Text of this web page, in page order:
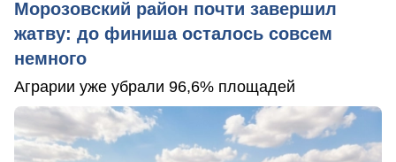
Морозовский район почти завершил
жатву: до финиша осталось совсем
немного
Аграрии уже убрали 96,6% площадей